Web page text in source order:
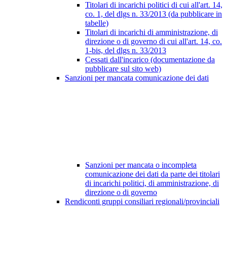
Titolari di incarichi politici di cui all'art. 14,
co. 1, del dlgs n. 33/2013 (da pubblicare in
tabelle)
Titolari di incarichi di amministrazione, di
direzione o di governo di cui all'art. 14, co.
1-bis, del dlgs n. 33/2013
Cessati dall'incarico (documentazione da
pubblicare sul sito web)
Sanzioni per mancata comunicazione dei dati
Sanzioni per mancata o incompleta
comunicazione dei dati da parte dei titolari
di incarichi politici, di amministrazione, di
direzione o di governo
Rendiconti gruppi consiliari regionali/provinciali